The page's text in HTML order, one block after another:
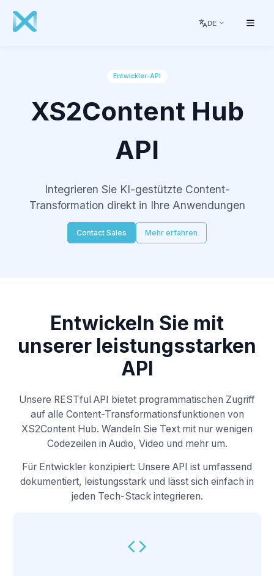
DE
Entwickler-API
XS2Content Hub
API
Integrieren Sie KI-gestützte Content-
Transformation direkt in Ihre Anwendungen
Contact Sales Mehr erfahren
Entwickeln Sie mit
unserer leistungsstarken
API
Unsere RESTful API bietet programmatischen Zugriff
auf alle Content-Transformationsfunktionen von
XS2Content Hub. Wandeln Sie Text mit nur wenigen
Codezeilen in Audio, Video und mehr um.
Für Entwickler konzipiert: Unsere API ist umfassend
dokumentiert, leistungsstark und lässt sich einfach in
jeden Tech-Stack integrieren.